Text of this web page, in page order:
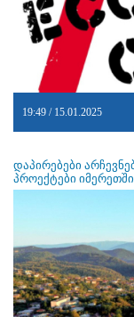
19:49 / 15.01.2025
დაპირებები
პროექტები იმერეთში